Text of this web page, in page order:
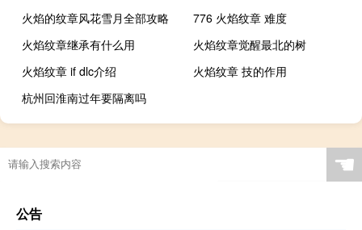
火焰的纹章风花雪月全部攻略
776 火焰纹章 难度
火焰纹章继承有什么用
火焰纹章觉醒最北的树
火焰纹章 if dlc介绍
火焰纹章 技的作用
杭州回淮南过年要隔离吗
☚
公告